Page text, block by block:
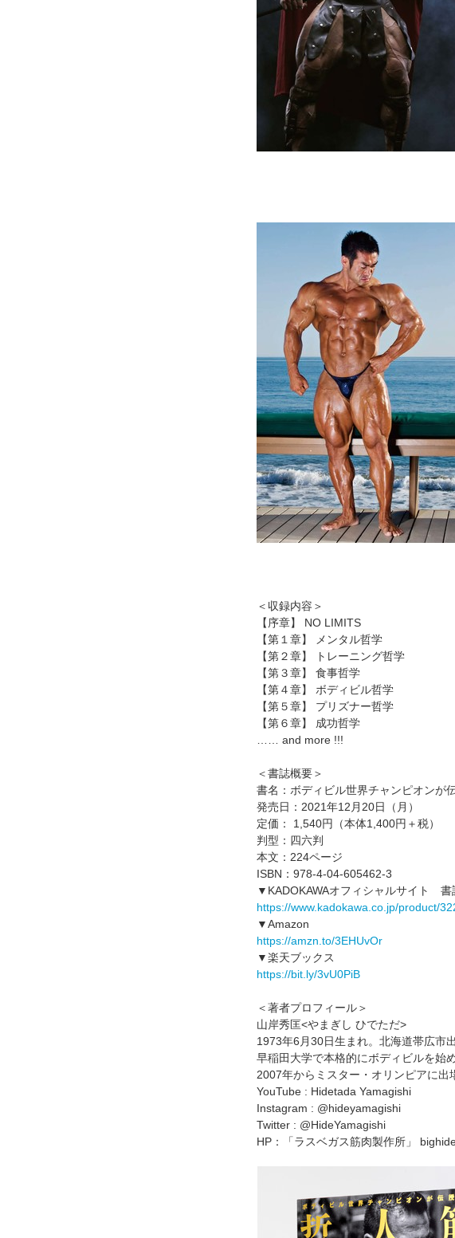
＜収録内容＞
【序章】 NO LIMITS
【第１章】 メンタル哲学
【第２章】 トレーニング哲学
【第３章】 食事哲学
【第４章】 ボディビル哲学
【第５章】 プリズナー哲学
【第６章】 成功哲学
…… and more !!!
＜書誌概要＞
書名：ボディビル世界チャンピオンが
発売日：2021年12月20日（月）
定価： 1,540円（本体1,400円＋税）
判型：四六判
本文：224ページ
ISBN：978-4-04-605462-3
▼KADOKAWAオフィシャルサイト 書
https://www.kadokawa.co.jp/product/
▼Amazon
https://amzn.to/3EHUvOr
▼楽天ブックス
https://bit.ly/3vU0PiB
＜著者プロフィール＞
山岸秀匡<やまぎし ひでただ>
1973年6月30日生まれ。北海道帯広市出
早稲田大学で本格的にボディビルを始
2007年からミスター・オリンピアに出
YouTube : Hidetada Yamagishi
Instagram : @hideyamagishi
Twitter : @HideYamagishi
HP：「ラスベガス筋肉製作所」